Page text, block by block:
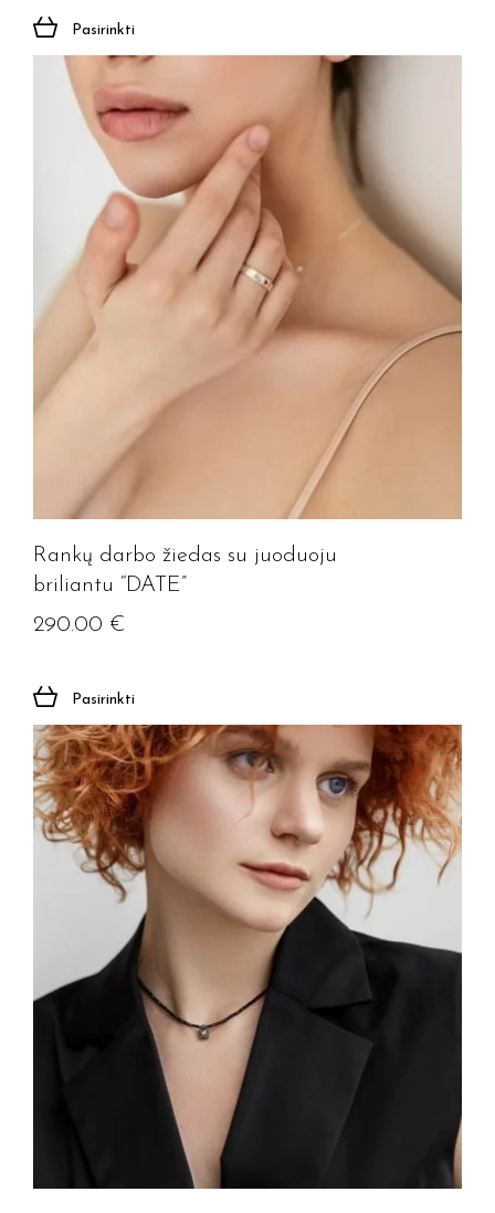
Pasirinkti
Rankų darbo žiedas su juoduoju
briliantu “DATE”
290.00 €
Pasirinkti